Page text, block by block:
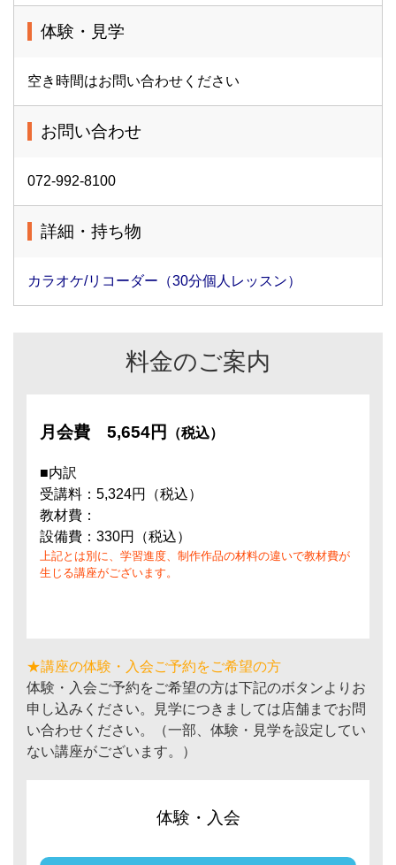
体験・見学
空き時間はお問い合わせください
お問い合わせ
072-992-8100
詳細・持ち物
カラオケ/リコーダー（30分個人レッスン）
料金のご案内
月会費 5,654円 （税込）
■内訳
受講料：5,324円（税込）
教材費：
設備費：330円（税込）
上記とは別に、学習進度、制作作品の材料の違いで教材費が
生じる講座がございます。
★講座の体験・入会ご予約をご希望の方
体験・入会ご予約をご希望の方は下記のボタンよりお
申し込みください。見学につきましては店舗までお問
い合わせください。（一部、体験・見学を設定してい
ない講座がございます。）
体験・入会